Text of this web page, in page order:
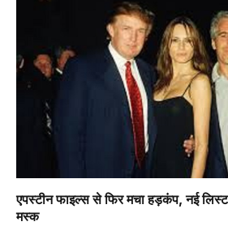
एपस्टीन फाइल्स से फिर मचा हड़कंप, नई
मस्क